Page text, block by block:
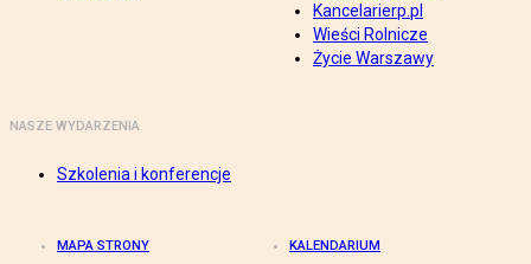
Kancelarierp.pl
Wieści Rolnicze
Życie Warszawy
NASZE WYDARZENIA
Szkolenia i konferencje
MAPA STRONY KALENDARIUM